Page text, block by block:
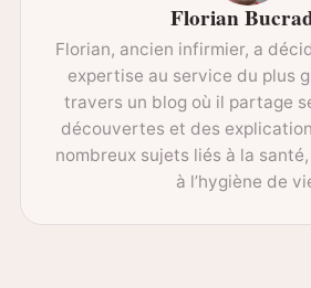
Florian
Florian, ancien infirmier, a
expertise au service du plus
travers un blog où il partage
découvertes et des
nombreux sujets liés à la
à l’hygiène de